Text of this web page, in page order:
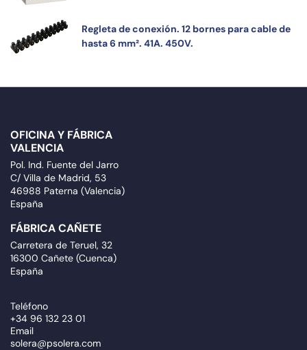
Regleta de conexión. 12 bornes para cable de
hasta 6 mm². 41A. 450V.
OFICINA Y FÁBRICA
VALENCIA
Pol. Ind. Fuente del Jarro
C/ Villa de Madrid, 53
46988 Paterna (Valencia)
España
FÁBRICA CAÑETE
Carretera de Teruel, 32
16300 Cañete (Cuenca)
España
Teléfono
+34 96 132 23 01
Email
solera@psolera.com